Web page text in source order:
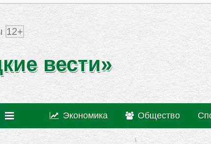
12+
вести»
Экономика Общество